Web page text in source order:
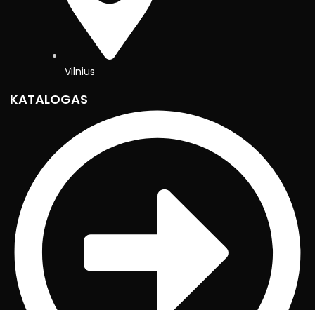
Vilnius
KATALOGAS